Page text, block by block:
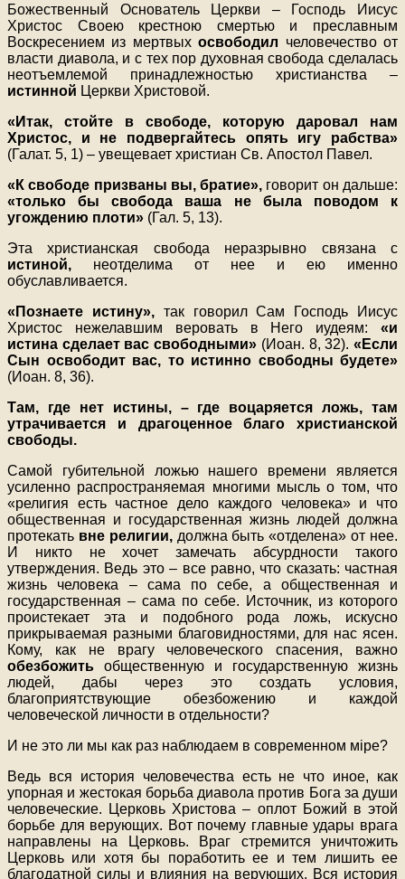
Божественный Основатель Церкви – Господь Иисус
Христос Своею крестною смертью и преславным
Воскресением из мертвыхосвободил человечество от
власти диавола, и с тех пор духовная свобода сделалась
неотъемлемой принадлежностью христианства –
истинной Церкви Христовой.
«Итак, стойте в свободе, которую даровал нам
Христос, и не подвергайтесь опять игу рабства»
(Галат. 5, 1) – увещевает христиан Св. Апостол Павел.
«К свободе призваны вы, братие», говорит он дальше:
«только бы свобода ваша не была поводом к
угождению плоти» (Гал. 5, 13).
Эта христианская свобода неразрывно связана с
истиной, неотделима от нее и ею именно
обуславливается.
«Познаете истину»,так говорил Сам Господь Иисус
Христос нежелавшим веровать в Него иудеям: «и
истина сделает вас свободными» (Иоан. 8, 32).«Если
Сын освободит вас, то истинно свободны будете»
(Иоан. 8, 36).
Там, где нет истины, – где воцаряется ложь, там
утрачивается и драгоценное благо христианской
свободы.
Самой губительной ложью нашего времени является
усиленно распространяемая многими мысль о том, что
«религия есть частное дело каждого человека» и что
общественная и государственная жизнь людей должна
протекать вне религии,должна быть «отделена» от нее.
И никто не хочет замечать абсурдности такого
утверждения. Ведь это – все равно, что сказать: частная
жизнь человека – сама по себе, а общественная и
государственная – сама по себе. Источник, из которого
проистекает эта и подобного рода ложь, искусно
прикрываемая разными благовидностями, для нас ясен.
Кому, как не врагу человеческого спасения, важно
обезбожить общественную и государственную жизнь
людей, дабы через это создать условия,
благоприятствующие обезбожению и каждой
человеческой личности в отдельности?
И не это ли мы как раз наблюдаем в современном мiре?
Ведь вся история человечества есть не что иное, как
упорная и жестокая борьба диавола против Бога за души
человеческие. Церковь Христова – оплот Божий в этой
борьбе для верующих. Вот почему главные удары врага
направлены на Церковь. Враг стремится уничтожить
Церковь или хотя бы поработить ее и тем лишить ее
благодатной силы и влияния на верующих. Вся история